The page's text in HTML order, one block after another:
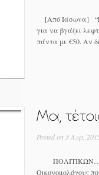
[Από Ιάσωνα]
για να βγάζει
πάντα με €50. Αν
Posted on 3 Απρ,
ΠΟΛΙΤΙΚΩΝ…
Οικονομολόγους